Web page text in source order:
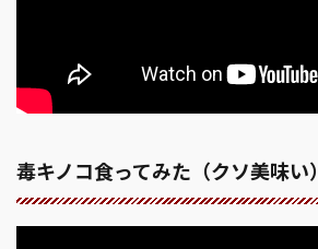
毒キノコ食ってみた（クソ美味い）